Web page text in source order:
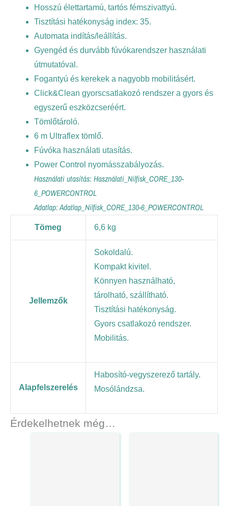
Hosszú élettartamú, tartós fémszivattyú.
Tisztítási hatékonyság index: 35.
Automata indítás/leállítás.
Gyengéd és durvább fúvókarendszer használati
útmutatóval.
Fogantyú és kerekek a nagyobb mobilitásért.
Click&Clean gyorscsatlakozó rendszer a gyors és
egyszerű eszközcseréért.
Tömlőtároló.
6 m Ultraflex tömlő.
Fúvóka használati utasítás.
Power Control nyomásszabályozás.
Használati utasítás:Használati_Nilfisk_CORE_130-
6_POWERCONTROL
Adatlap:Adatlap_Nilfisk_CORE_130-6_POWERCONTROL
Tömeg 6,6 kg
Jellemzők
Sokoldalú.
Kompakt kivitel.
Könnyen használható,
tárolható, szállítható.
Tisztítási hatékonyság.
Gyors csatlakozó rendszer.
Mobilitás.
Alapfelszerelés
Habosító-vegyszerező tartály.
Mosólándzsa.
Érdekelhetnek még…